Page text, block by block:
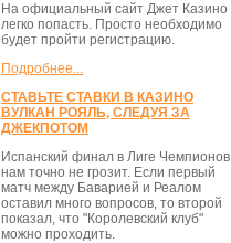
На официальный сайт Джет Казино
легко попасть. Просто необходимо
будет пройти регистрацию.
Подробнее...
СТАВЬТЕ СТАВКИ В КАЗИНО
ВУЛКАН РОЯЛЬ, СЛЕДУЯ ЗА
ДЖЕКПОТОМ
Испанский финал в Лиге Чемпионов
нам точно не грозит. Если первый
матч между Баварией и Реалом
оставил много вопросов, то второй
показал, что "Королевский клуб"
можно проходить.